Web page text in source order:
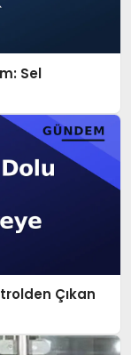
Sel
Çıkan